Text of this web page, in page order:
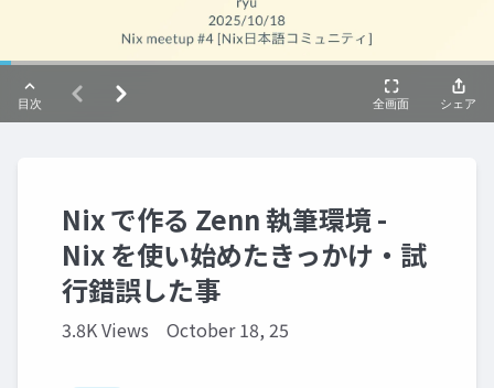
Nix で作る Zenn 執筆環境 -
Nix を使い始めたきっかけ・試
行錯誤した事
3.8K Views October 18, 25